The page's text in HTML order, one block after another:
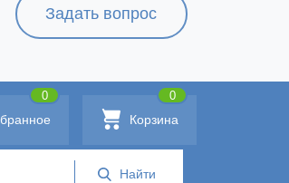
Задать вопрос
Корзина
0
0